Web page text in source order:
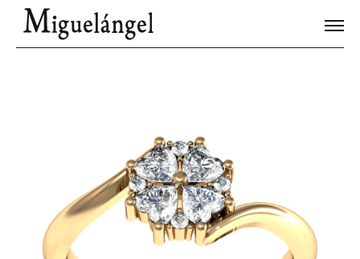
Joyas Únicas
Contacto